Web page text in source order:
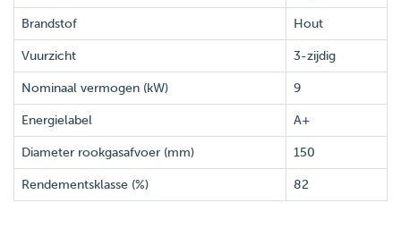
Brandstof Hout
Vuurzicht 3-zijdig
Nominaal vermogen (kW) 9
Energielabel A+
Diameter rookgasafvoer (mm) 150
Rendementsklasse (%) 82